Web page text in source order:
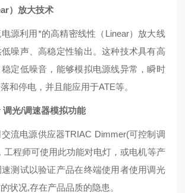
）放大技术
源利用*的高精密线性（Linear）放大线
噪声、高稳定性输出。这种技术具有高
定低噪音，能够模拟电源线异常，瞬时
和停电，并且能应用于ATE等。
光/调速器模拟功能
流电源供应器TRIAC Dimmer(可控制调
工程师可使用此功能对电灯，或电机等产
测试以验证产品在终端使用者使用调光
状况,存在产品品质的隐患。